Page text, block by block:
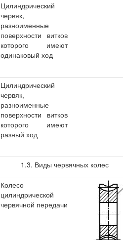
Цилиндрический
червяк,
разноименные
поверхности витков
которого имеют
одинаковый ход
Цилиндрический
червяк,
разноименные
поверхности витков
которого имеют
разный ход
1.3. Виды червячных колес
Колесо
цилиндрической
червячной передачи